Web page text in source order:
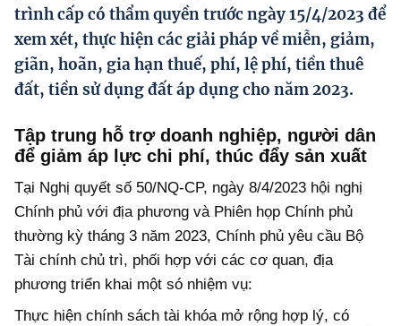
Ocop và chuỗi giá trị Nông sản
Kinh tế tư nhân
Doanh nghiệp dân tộc
Video
Photo
trình cấp có thẩm quyền trước ngày 15/4/2023 để
xem xét, thực hiện các giải pháp về miễn, giảm,
giãn, hoãn, gia hạn thuế, phí, lệ phí, tiền thuê
đất, tiền sử dụng đất áp dụng cho năm 2023.
Tập trung hỗ trợ doanh nghiệp, người dân
để giảm áp lực chi phí, thúc đẩy sản xuất
Tại Nghị quyết số 50/NQ-CP, ngày 8/4/2023 hội nghị
Chính phủ với địa phương và Phiên họp Chính phủ
thường kỳ tháng 3 năm 2023, Chính phủ yêu cầu Bộ
Tài chính chủ trì, phối hợp với các cơ quan, địa
phương triển khai một só nhiệm vụ:
Thực hiện chính sách tài khóa mở rộng hợp lý, có